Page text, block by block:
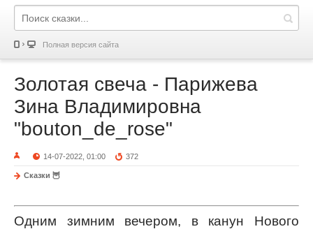
Полная версия сайта
Золотая свеча - Парижева
Зина Владимировна
"bouton_de_rose"
14-07-2022, 01:00 372
Сказки 🦉
Одним зимним вечером, в канун Нового